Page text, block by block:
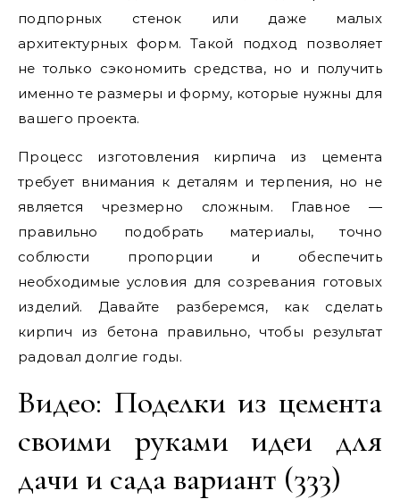
подпорных стенок или даже малых
архитектурных форм. Такой подход позволяет
не только сэкономить средства, но и получить
именно те размеры и форму, которые нужны для
вашего проекта.
Процесс изготовления кирпича из цемента
требует внимания к деталям и терпения, но не
является чрезмерно сложным. Главное —
правильно подобрать материалы, точно
соблюсти пропорции и обеспечить
необходимые условия для созревания готовых
изделий. Давайте разберемся, как сделать
кирпич из бетона правильно, чтобы результат
радовал долгие годы.
Видео: Поделки из цемента
своими руками идеи для
дачи и сада вариант (333)